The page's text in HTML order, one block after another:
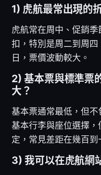
1) 虎航最常出現的
虎航常在周中、促銷
扣，特別是周二到周
日，票價波動較大。
2) 基本票與標準票
大？
基本票通常最低，但
基本行李與座位選擇
定，常見差距在幾百到
3) 我可以在虎航網